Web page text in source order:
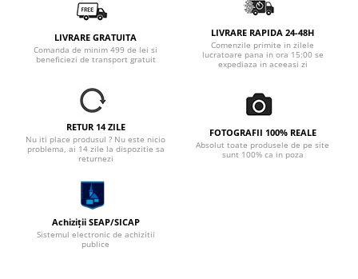
LIVRARE GRATUITA
Comanda de minim 499 de lei si
beneficiezi de transport gratuit
LIVRARE RAPIDA 24-48H
Comenzile primite in zilele
lucratoare pana in ora 15:00 se
expediaza in aceeasi zi
RETUR 14 ZILE
Nu iti place produsul ? Nu este nicio
problema, ai 14 zile la dispozitie sa
returnezi
FOTOGRAFII 100% REALE
Absolut toate produsele de pe site
sunt 100% ca in poza
Achiziții SEAP/SICAP
Sistemul electronic de achizitii
publice